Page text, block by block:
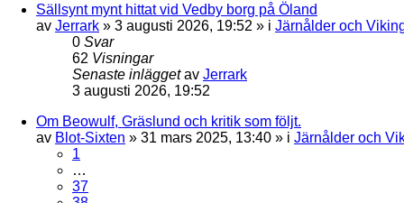
Sällsynt mynt hittat vid Vedby borg på Öland
av Jerrark » 3 augusti 2026, 19:52 » i Järnålder och
0 Svar
62 Visningar
Senaste inläggetav Jerrark
3 augusti 2026, 19:52
Om Beowulf, Gräslund och kritik som följt.
av Blot-Sixten » 31 mars 2025, 13:40 » i Järnålder och
1
…
37